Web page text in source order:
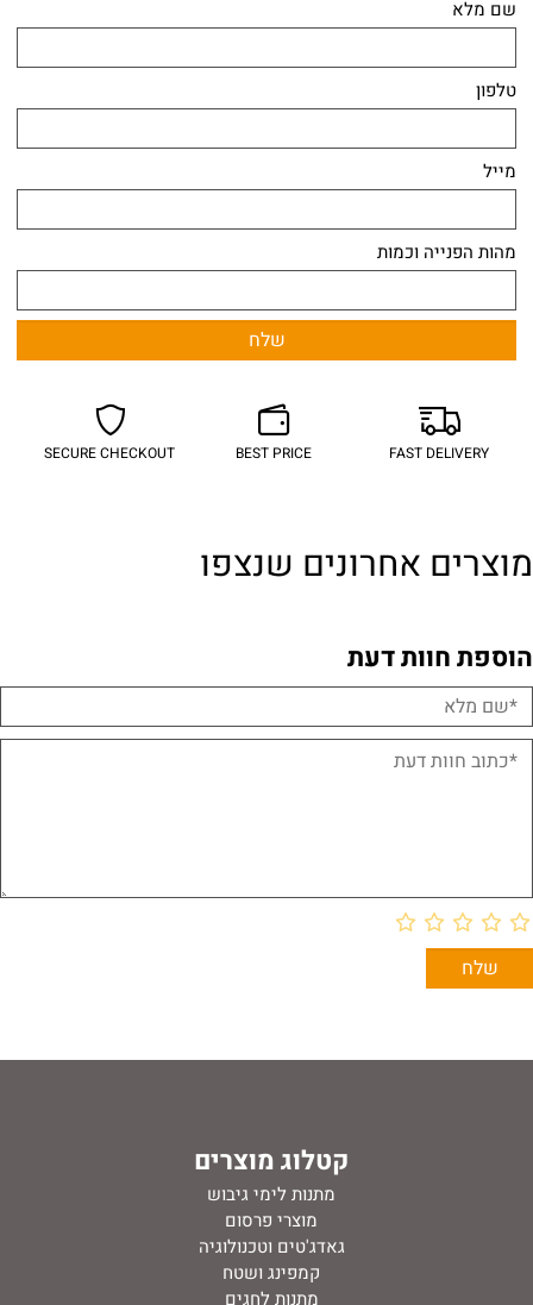
שם מלא
טלפון
מייל
מהות הפנייה וכמות
FAST DELIVERY
BEST PRICE
SECURE CHECKOUT
מוצרים אחרונים שנצפו
הוספת חוות דעת
קטלוג מוצרים
מתנות לימי גיבוש
מוצרי פרסום
גאדג'טים וטכנולוגיה
קמפינג ושטח
מתנות לחגים